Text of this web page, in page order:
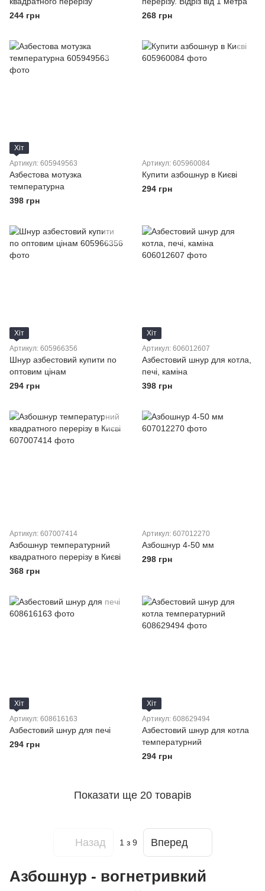
244 грн
268 грн
Хіт
Артикул: 605949563
Азбестова мотузка
температурна
398 грн
Артикул: 605960084
Купити азбошнур в Києві
294 грн
Хіт
Артикул: 605966356
Шнур азбестовий купити по
оптовим цінам
294 грн
Хіт
Артикул: 606012607
Азбестовий шнур для котла,
печі, каміна
398 грн
Артикул: 607007414
Азбошнур температурний
квадратного перерізу в Києві
368 грн
Артикул: 607012270
Азбошнур 4-50 мм
298 грн
Хіт
Артикул: 608616163
Азбестовий шнур для печі
294 грн
Хіт
Артикул: 608629494
Азбестовий шнур для котла
температурний
294 грн
Показати ще 20 товарів
Назад 1 з 9 Вперед
Азбошнур - вогнетривкий